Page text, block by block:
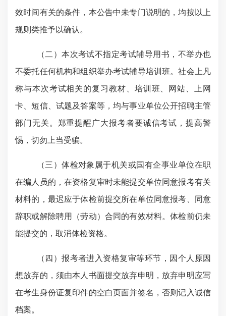
效时间有关的条件，本公告中未专门说明的，均按以上
规则类推予以确认。
（二）本次考试不指定考试辅导用书，不举办也
不委托任何机构和组织举办考试辅导培训班。社会上凡
称与本次考试相关的复习教材、培训班、网站、上网
卡、短信、试题及答案等，均与事业单位公开招聘主管
部门无关。郑重提醒广大报考者要诚信考试，提高警
惕，切勿上当受骗。
（三）体检对象属于机关或国有企事业单位在职
在编人员的，在资格复审时未能提交单位同意报考有关
材料的，最迟应于体检前提交所在单位同意报考、同意
辞职或解除聘用（劳动）合同的有效材料。体检前仍未
能提交的，取消体检资格。
（四）报考者进入资格复审等环节，因个人原因
想放弃的，须由本人书面提交放弃申明，放弃申明应写
在考生身份证复印件的空白页面并签名，否则记入诚信
档案。